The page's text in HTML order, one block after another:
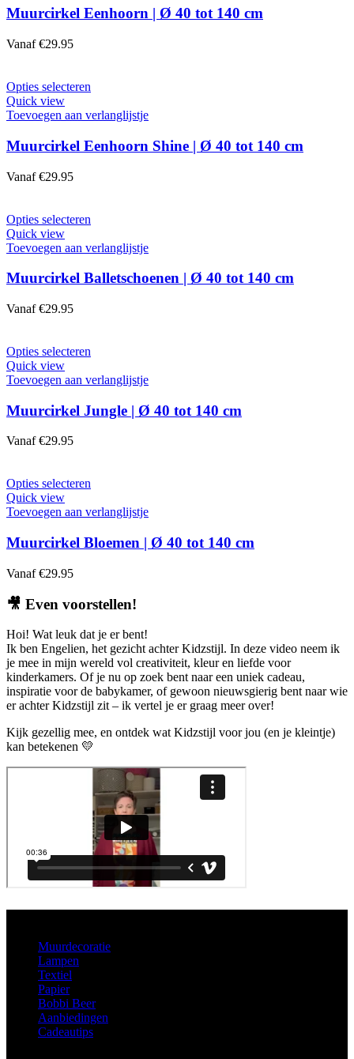
variaties.
op
de
productpagina
Muurcirkel Eenhoorn | Ø 40 tot 140 cm
Vanaf €29.95
Opties selecteren
heeft
variaties.
Deze
op
de
productpagina
Quick view
Toevoegen aan verlanglijstje
Muurcirkel Eenhoorn Shine | Ø 40 tot 140 cm
Vanaf €29.95
Opties selecteren
heeft
variaties.
op
de
productpagina
Quick view
Toevoegen aan verlanglijstje
Muurcirkel Balletschoenen | Ø 40 tot 140 cm
Vanaf €29.95
Opties selecteren
heeft
variaties.
Deze
op
de
productpagina
Quick view
Toevoegen aan verlanglijstje
Muurcirkel Jungle | Ø 40 tot 140 cm
Vanaf €29.95
Opties selecteren
heeft
variaties.
gekozen
worden
de
productpagina
Quick view
Toevoegen aan verlanglijstje
Muurcirkel Bloemen | Ø 40 tot 140 cm
Vanaf €29.95
🎥 Even voorstellen!
Hoi! Wat leuk dat je er bent!
Ik ben Engelien, het gezicht achter Kidzstijl. In deze video neem ik
je mee in mijn wereld vol creativiteit, kleur en liefde voor
kinderkamers. Of je nu op zoek bent naar een uniek cadeau,
inspiratie voor de babykamer, of gewoon nieuwsgierig bent naar wie
er achter Kidzstijl zit – ik vertel je er graag meer over!
Kijk gezellig mee, en ontdek wat Kidzstijl voor jou (en je kleintje)
kan betekenen 💛
Muurdecoratie
Lampen
Textiel
Papier
Bobbi Beer
Aanbiedingen
Cadeautips